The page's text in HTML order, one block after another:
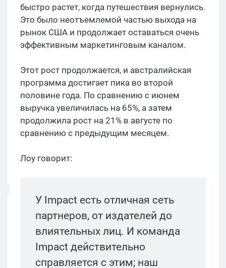
быстро растет, когда путешествия вернулись.
Это было неотъемлемой частью выхода на
рынок США и продолжает оставаться очень
эффективным маркетинговым каналом.
Этот рост продолжается, и австралийская
программа достигает пика во второй
половине года. По сравнению с июнем
выручка увеличилась на 65%, а затем
продолжила рост на 21% в августе по
сравнению с предыдущим месяцем.
Лоу говорит:
У Impact есть отличная сеть
партнеров, от издателей до
влиятельных лиц. И команда
Impact действительно
справляется с этим; наш